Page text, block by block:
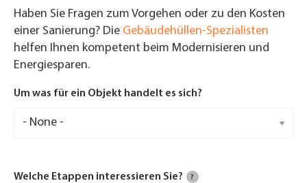
Haben Sie Fragen zum Vorgehen oder zu den Kosten
einer Sanierung? Die Gebäudehüllen-Spezialisten
helfen Ihnen kompetent beim Modernisieren und
Energiesparen.
Um was für ein Objekt handelt es sich?
Welche Etappen interessieren Sie? ?